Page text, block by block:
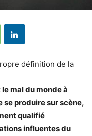
définition de la
le mal du monde à
se produire sur scène,
qualifié
influentes du